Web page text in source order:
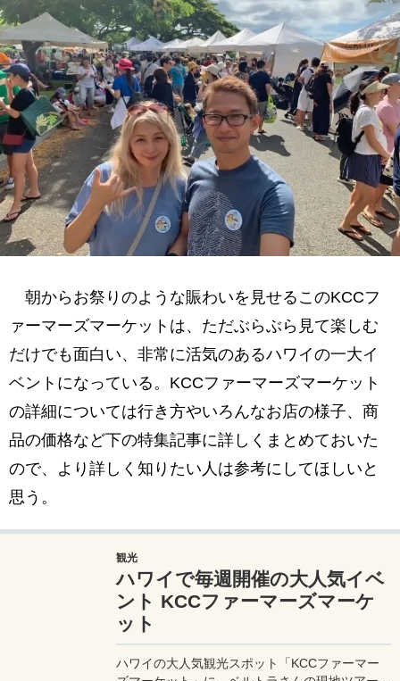
朝からお祭りのような賑わいを見せるこのKCCフ
ァーマーズマーケットは、ただぶらぶら見て楽しむ
だけでも面白い、非常に活気のあるハワイの一大イ
ベントになっている。KCCファーマーズマーケット
の詳細については行き方やいろんなお店の様子、商
品の価格など下の特集記事に詳しくまとめておいた
ので、より詳しく知りたい人は参考にしてほしいと
思う。
観光
ハワイで毎週開催の大人気イベ
ント KCCファーマーズマーケ
ット
ハワイの大人気観光スポット「KCCファーマー